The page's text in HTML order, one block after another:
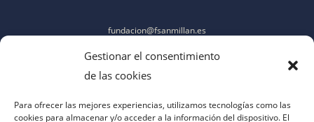
Gestionar el consentimiento
de las cookies
Para ofrecer las mejores experiencias, utilizamos tecnologías como las
cookies para almacenar y/o acceder a la información del dispositivo. El
fundacion@fsanmillan.es